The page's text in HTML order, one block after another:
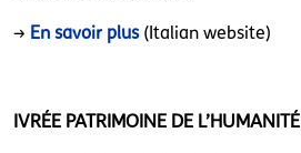
→ En savoir plus(Italian website)
IVRÉE PATRIMOINE DE L’HUMANITÉ